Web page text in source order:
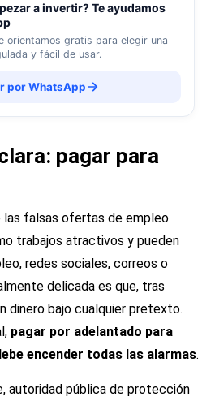
a invertir? Te ayudamos
orientamos gratis para elegir una
y fácil de usar.
por WhatsApp
pagar para
las falsas ofertas de empleo
trabajos atractivos y pueden
redes sociales, correos o
delicada es que, tras
dinero bajo cualquier pretexto.
pagar por adelantado para
encender todas las alarmas.
autoridad pública de protección